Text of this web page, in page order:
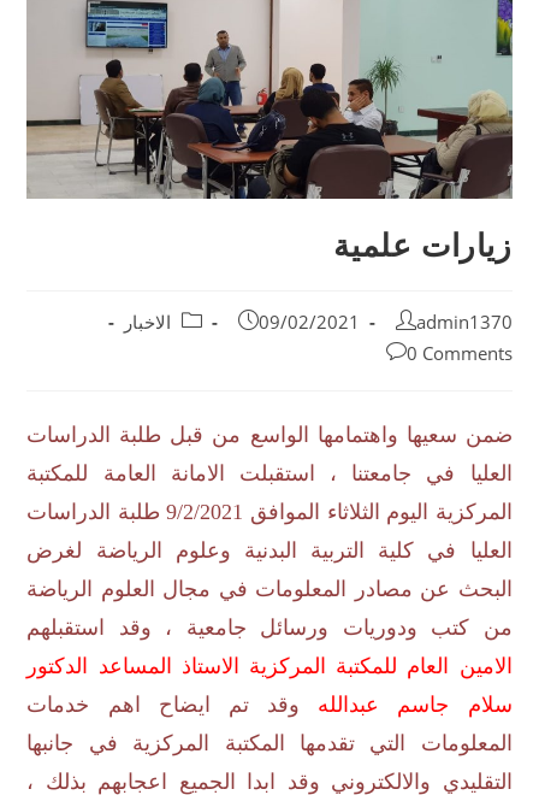
زيارات علمية
admin1370
09/02/2021
الاخبار
0 Comments
ضمن سعيها واهتمامها الواسع من قبل طلبة الدراسات
العليا في جامعتنا ، استقبلت الامانة العامة للمكتبة
المركزية اليوم الثلاثاء الموافق 9/2/2021 طلبة الدراسات
العليا في كلية التربية البدنية وعلوم الرياضة لغرض
البحث عن مصادر المعلومات في مجال العلوم الرياضة
من كتب ودوريات ورسائل جامعية ، وقد استقبلهم
الامين العام للمكتبة المركزية الاستاذ المساعد الدكتور
سلام جاسم عبداللهوقد تم ايضاح اهم خدمات
المعلومات التي تقدمها المكتبة المركزية في جانبها
التقليدي والالكتروني وقد ابدا الجميع اعجابهم بذلك ،